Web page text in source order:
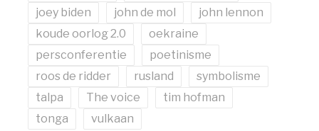
joey biden
john de mol
john lennon
koude oorlog 2.0
oekraine
persconferentie
poetinisme
roos de ridder
rusland
symbolisme
talpa
The voice
tim hofman
tonga
vulkaan